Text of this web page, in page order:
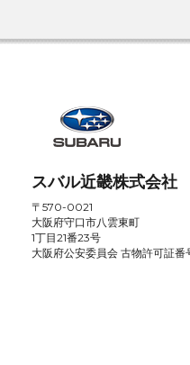
スバル近畿株式会社
〒570-0021
大阪府守口市八雲東町
1丁目21番23号
大阪府公安委員会 古物許可証